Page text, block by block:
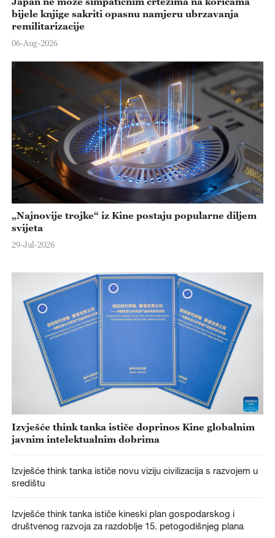
bijele knjige sakriti opasnu namjeru ubrzavanja
remilitarizacije
06-Aug-2026
„Najnovije trojke“ iz Kine postaju popularne diljem
svijeta
29-Jul-2026
Izvješće think tanka ističe doprinos Kine globalnim
javnim intelektualnim dobrima
Izvješće think tanka ističe novu viziju civilizacija s razvojem u
središtu
Izvješće think tanka ističe kineski plan gospodarskog i
društvenog razvoja za razdoblje 15. petogodišnjeg plana